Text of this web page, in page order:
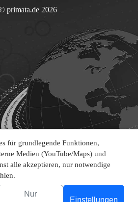
für grundlegende Funktionen,
Medien (YouTube/Maps) und
alle akzeptieren, nur notwendige
Nur
Einstellungen
primata.de 2026